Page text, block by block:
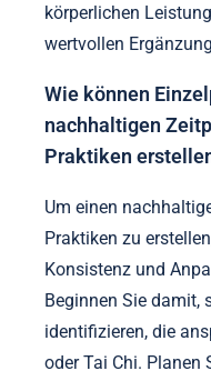
körperlichen
wertvollen
Wie können
nachhaltigen
Praktiken
Um einen
Praktiken zu
Konsistenz und
Beginnen Sie damit,
identifizieren, die
oder Tai Chi. Planen